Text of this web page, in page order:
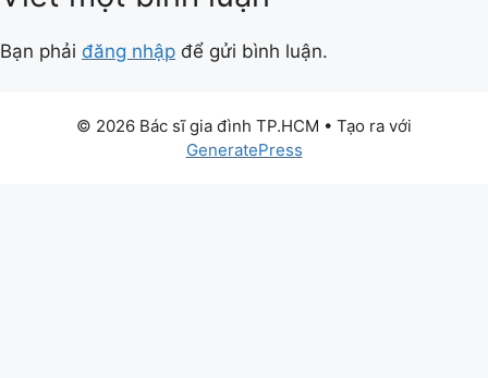
Bạn phải đăng nhập để gửi bình luận.
© 2026 Bác sĩ gia đình TP.HCM • Tạo ra với
GeneratePress